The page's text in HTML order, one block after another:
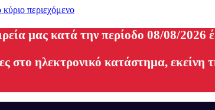
περιεχόμενο
μας κατά την περίοδο 08/08/
στο ηλεκτρονικό κατάστημα,